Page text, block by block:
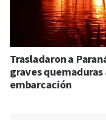
Trasladaron a
graves
embarcación